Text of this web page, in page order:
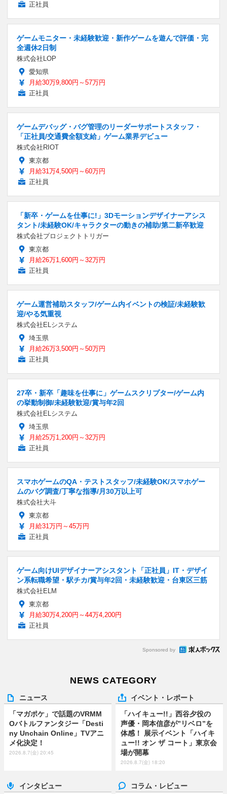
正社員
ゲームモニター・未経験歓迎・新作ゲームを遊んで評価・完
全週休2日制
株式会社LOP
愛知県
月給30万9,800円～57万円
正社員
ゲームデバッグ・バグ管理のリーダーサポートスタッフ・
「正社員/交通費全額支給」ゲーム業界デビュー
株式会社RIOT
東京都
月給31万4,500円～60万円
正社員
「新卒・ゲームを仕事に!」3Dモーションデザイナーアシス
タント/未経験OK/キャラクターの動きの補助/第二新卒歓迎
株式会社プロジェクトトリガー
東京都
月給26万1,600円～32万円
正社員
ゲーム運営補助スタッフ/ゲーム内イベントの検証/未経験歓
迎/やる気重視
株式会社ELシステム
埼玉県
月給26万3,500円～50万円
正社員
27卒・新卒「趣味を仕事に」ゲームスクリプター/ゲーム内
の挙動制御/未経験歓迎/賞与年2回
株式会社ELシステム
埼玉県
月給25万1,200円～32万円
正社員
スマホゲームのQA・テストスタッフ/未経験OK/スマホゲー
ムのバグ調査/丁寧な指導/月30万以上可
株式会社大斗
東京都
月給31万円～45万円
正社員
ゲーム向けUIデザイナーアシスタント「正社員」IT・デザイ
ン系転職希望・駅チカ/賞与年2回・未経験歓迎・台東区三筋
株式会社ELM
東京都
月給30万4,200円～44万4,200円
正社員
Sponsored by
NEWS CATEGORY
ニュース
「マガポケ」で話題のVRMM
Oバトルファンタジー「Desti
ny Unchain Online」TVアニ
メ化決定！
2026.8.7(金) 20:45
イベント・レポート
「ハイキュー!!」西谷夕役の
声優・岡本信彦が”リベロ”を
体感！ 展示イベント「ハイキ
ュー!! オン ザ コート」東京会
場が開幕
2026.8.7(金) 18:20
インタビュー コラム・レビュー